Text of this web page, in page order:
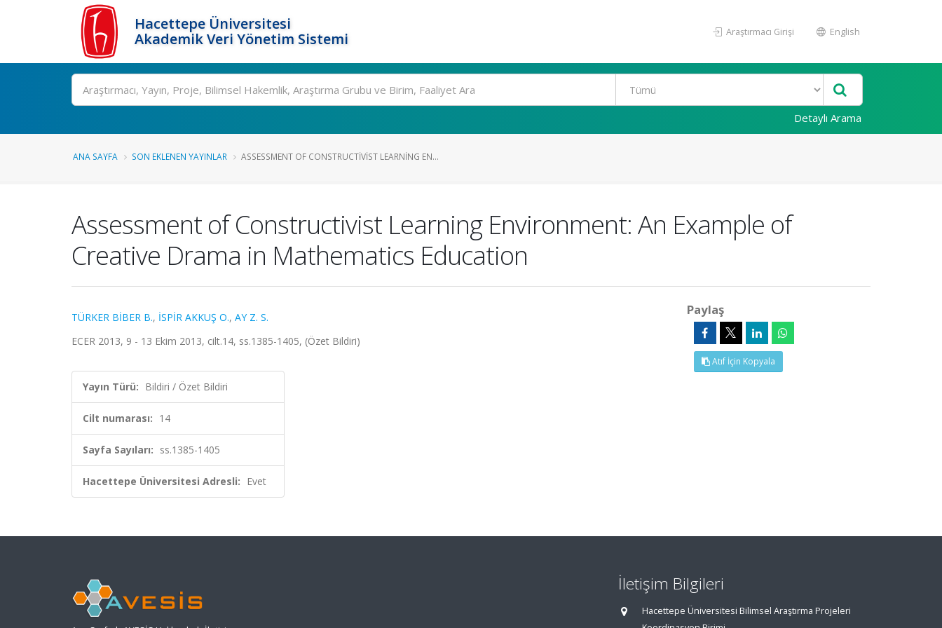
Hacettepe Üniversitesi
Akademik Veri Yönetim Sistemi
Araştırmacı Girişi English
Ara
Detaylı Arama
ANA SAYFA SON EKLENEN YAYINLAR ASSESSMENT OF CONSTRUCTIVIST LEARNING EN...
Assessment of Constructivist Learning Environment: An Example of
Creative Drama in Mathematics Education
TÜRKER BİBER B., İSPİR AKKUŞ O., AY Z. S.
ECER 2013, 9 - 13 Ekim 2013, cilt.14, ss.1385-1405, (Özet Bildiri)
Yayın Türü: Bildiri / Özet Bildiri
Cilt numarası: 14
Sayfa Sayıları: ss.1385-1405
Hacettepe Üniversitesi Adresli: Evet
Paylaş
Atıf İçin Kopyala
İletişim Bilgileri
Hacettepe Üniversitesi Bilimsel Araştırma Projeleri